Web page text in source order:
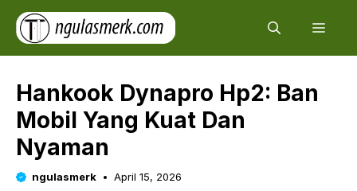
Skip
content
Hankook Dynapro Hp2: Ban
Mobil Yang Kuat Dan
Nyaman
ngulasmerk April 15, 2026